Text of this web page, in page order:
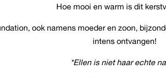
Hoe mooi en warm is dit
ook namens moeder en zoon,
intens ontvangen!
*Ellen is niet haar echte